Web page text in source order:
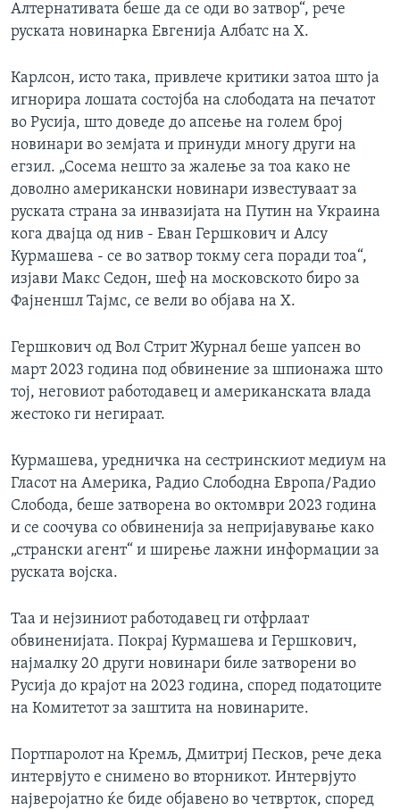
Алтернативата беше да се оди во затвор“, рече
руската новинарка Евгенија Албатс на X.
Карлсон, исто така, привлече критики затоа што ја
игнорира лошата состојба на слободата на печатот
во Русија, што доведе до апсење на голем број
новинари во земјата и принуди многу други на
егзил. „Сосема нешто за жалење за тоа како не
доволно американски новинари известуваат за
руската страна за инвазијата на Путин на Украина
кога двајца од нив - Еван Гершкович и Алсу
Курмашева - се во затвор токму сега поради тоа“,
изјави Макс Седон, шеф на московското биро за
Фајненшл Тајмс, се вели во објава на Х.
Гершкович од Вол Стрит Журнал беше уапсен во
март 2023 година под обвинение за шпионажа што
тој, неговиот работодавец и американската влада
жестоко ги негираат.
Курмашева, уредничка на сестринскиот медиум на
Гласот на Америка, Радио Слободна Европа/Радио
Слобода, беше затворена во октомври 2023 година
и се соочува со обвиненија за непријавување како
„странски агент“ и ширење лажни информации за
руската војска.
Таа и нејзиниот работодавец ги отфрлаат
обвиненијата. Покрај Курмашева и Гершкович,
најмалку 20 други новинари биле затворени во
Русија до крајот на 2023 година, според податоците
на Комитетот за заштита на новинарите.
Портпаролот на Кремљ, Дмитриј Песков, рече дека
интервјуто е снимено во вторникот. Интервјуто
најверојатно ќе биде објавено во четврток, според